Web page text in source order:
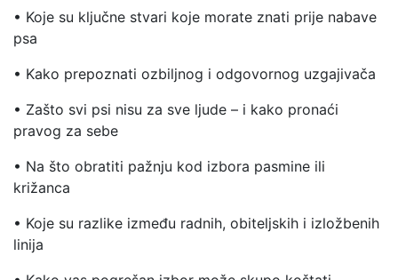
• Koje su ključne stvari koje morate znati prije nabave
psa
• Kako prepoznati ozbiljnog i odgovornog uzgajivača
• Zašto svi psi nisu za sve ljude – i kako pronaći
pravog za sebe
• Na što obratiti pažnju kod izbora pasmine ili
križanca
• Koje su razlike između radnih, obiteljskih i izložbenih
linija